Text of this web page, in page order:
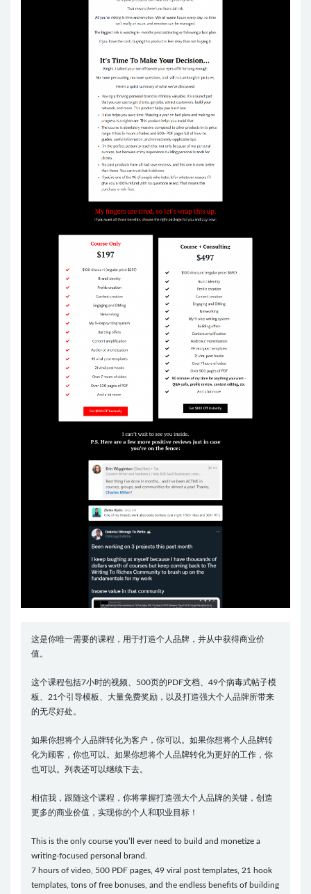
这是你唯一需要的课程，用于打造个人品牌，并从中获得商业价
值。
这个课程包括7小时的视频、500页的PDF文档、49个病毒式帖子模
板、21个引导模板、大量免费奖励，以及打造强大个人品牌所带来
的无尽好处。
如果你想将个人品牌转化为客户，你可以。如果你想将个人品牌转
化为顾客，你也可以。如果你想将个人品牌转化为更好的工作，你
也可以。列表还可以继续下去。
相信我，跟随这个课程，你将掌握打造强大个人品牌的关键，创造
更多的商业价值，实现你的个人和职业目标！
This is the only course you’ll ever need to build and monetize a
writing-focused personal brand.
7 hours of video, 500 PDF pages, 49 viral post templates, 21 hook
templates, tons of free bonuses, and the endless benefits of building